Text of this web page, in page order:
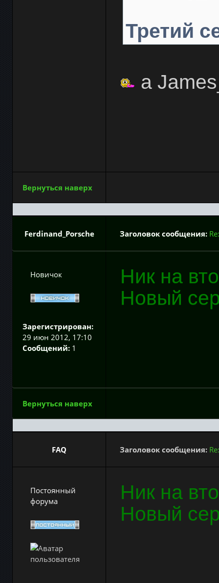
Третий
а
Вернуться наверх
Ferdinand_Porsche Заголовок сообщения:
Новичок
Зарегистрирован:
29 июн 2012, 17:10
Сообщений: 1
Ник на
Новый
Вернуться наверх
FAQ Заголовок сообщения:
Постоянный
форума
Ник на
Новый